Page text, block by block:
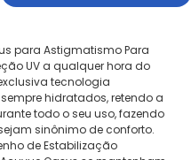
para Astigmatismo Para
UV a qualquer hora do
tecnologia
hidratados, retendo a
todo o seu uso, fazendo
sinônimo de conforto.
de Estabilização